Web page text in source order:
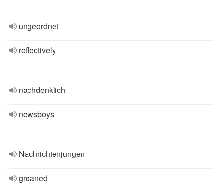
ungeordnet
reflectively
nachdenklich
newsboys
Nachrichtenjungen
groaned